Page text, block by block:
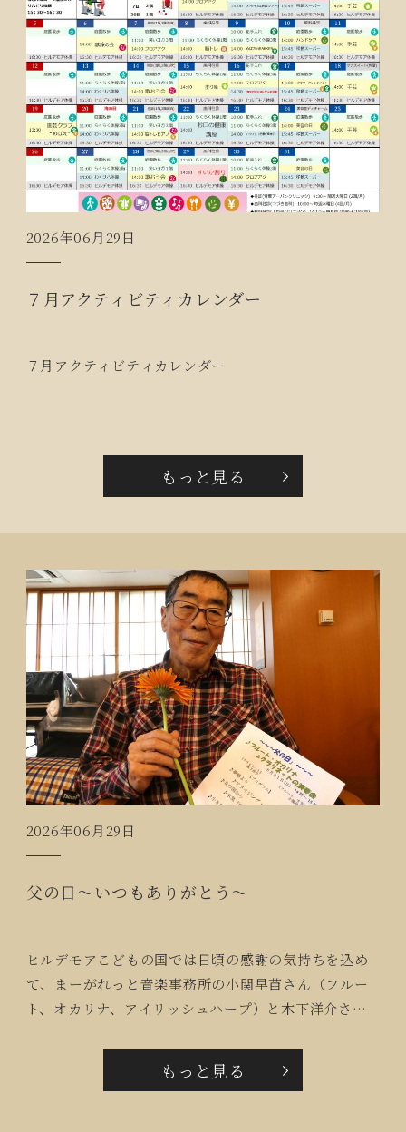
通して自然と会話が生まれ、楽しみの輪が広がってい
ます。これからどのように成長していくのでしょう
か。続報をどうぞお楽しみに♪
2026年06月29日
７月アクティビティカレンダー
７月アクティビティカレンダー
もっと見る
2026年06月29日
父の日～いつもありがとう～
ヒルデモアこどもの国では日頃の感謝の気持ちを込め
て、まーがれっと音楽事務所の小関早苗さん（フルー
ト、オカリナ、アイリッシュハープ）と木下洋介さん
最後に大輪のオレンジ色のガーベラをプレゼント。皆
もっと見る